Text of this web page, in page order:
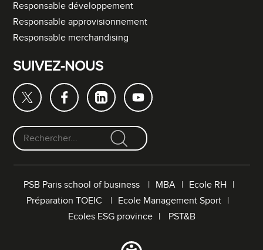
Responsable développement
Responsable approvisionnement
Responsable merchandising
SUIVEZ-NOUS
F
PSB Paris school of business MBA
Ecole RH
Préparation TOEIC
Ecole Management Sport
Ecoles ESG province
PST&B